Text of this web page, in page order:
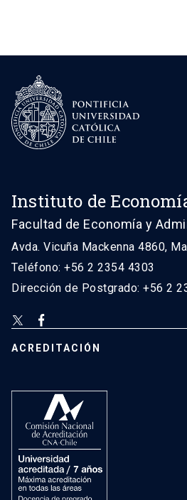
Instituto de
Facultad de Economía y
Avda. Vicuña Mackenna 4860,
Teléfono: +56 2 2354 4303
Dirección de Postgrado: +56 2
ACREDITACIÓN